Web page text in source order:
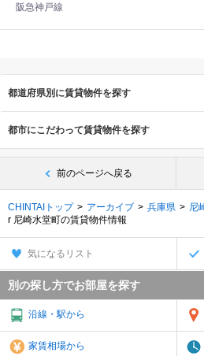
阪急神戸線
都道府県別に賃貸物件を探す
都市にこだわって賃貸物件を探す
前のページへ戻る
CHINTAIトップ アーカイブ 兵庫県 尼
r 尼崎水堂町の賃貸物件情報
気になるリスト
別の探し方でお部屋を探す
沿線・駅から
家賃相場から